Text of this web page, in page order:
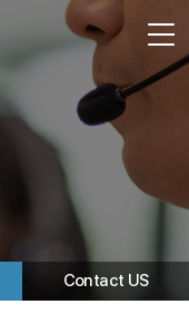
Contact US